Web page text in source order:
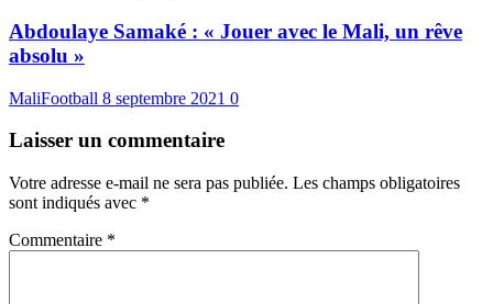
Abdoulaye Samaké : « Jouer avec le Mali, un rêve
absolu »
MaliFootball 8 septembre 2021 0
Laisser un commentaire
Votre adresse e-mail ne sera pas publiée. Les champs obligatoires
sont indiqués avec *
Commentaire *